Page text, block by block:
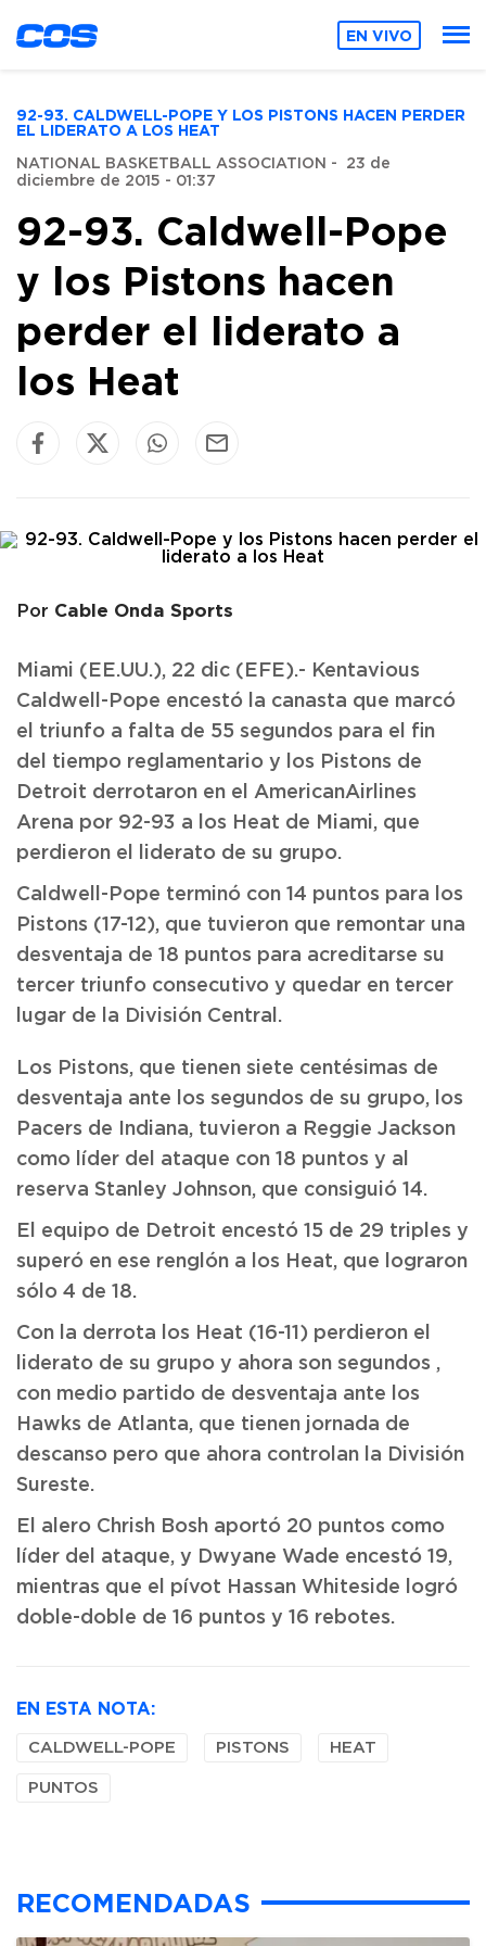
EN VIVO
92-93. CALDWELL-POPE Y LOS PISTONS HACEN PERDER
EL LIDERATO A LOS HEAT
NATIONAL BASKETBALL ASSOCIATION - 23 de
diciembre de 2015 - 01:37
92-93. Caldwell-Pope
y los Pistons hacen
perder el liderato a
los Heat
Por Cable Onda Sports
Miami (EE.UU.), 22 dic (EFE).- Kentavious
Caldwell-Pope encestó la canasta que marcó
el triunfo a falta de 55 segundos para el fin
del tiempo reglamentario y los Pistons de
Detroit derrotaron en el AmericanAirlines
Arena por 92-93 a los Heat de Miami, que
perdieron el liderato de su grupo.
Caldwell-Pope terminó con 14 puntos para los
Pistons (17-12), que tuvieron que remontar una
desventaja de 18 puntos para acreditarse su
tercer triunfo consecutivo y quedar en tercer
lugar de la División Central.
Los Pistons, que tienen siete centésimas de
desventaja ante los segundos de su grupo, los
Pacers de Indiana, tuvieron a Reggie Jackson
como líder del ataque con 18 puntos y al
reserva Stanley Johnson, que consiguió 14.
El equipo de Detroit encestó 15 de 29 triples y
superó en ese renglón a los Heat, que lograron
sólo 4 de 18.
Con la derrota los Heat (16-11) perdieron el
liderato de su grupo y ahora son segundos ,
con medio partido de desventaja ante los
Hawks de Atlanta, que tienen jornada de
descanso pero que ahora controlan la División
Sureste.
El alero Chrish Bosh aportó 20 puntos como
líder del ataque, y Dwyane Wade encestó 19,
mientras que el pívot Hassan Whiteside logró
doble-doble de 16 puntos y 16 rebotes.
EN ESTA NOTA:
CALDWELL-POPE PISTONS HEAT
PUNTOS
RECOMENDADAS